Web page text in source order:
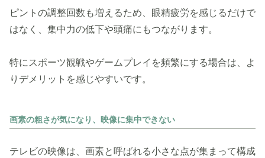
ピントの調整回数も増えるため、眼精疲労を感じるだけで
はなく、集中力の低下や頭痛にもつながります。
特にスポーツ観戦やゲームプレイを頻繁にする場合は、よ
りデメリットを感じやすいです。
画素の粗さが気になり、映像に集中できない
テレビの映像は、画素と呼ばれる小さな点が集まって構成